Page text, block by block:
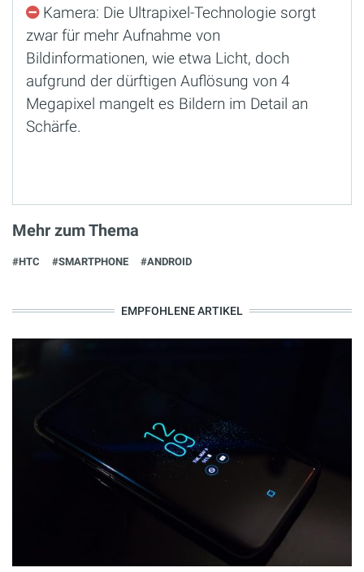
Kamera: Die Ultrapixel-Technologie sorgt
zwar für mehr Aufnahme von
Bildinformationen, wie etwa Licht, doch
aufgrund der dürftigen Auflösung von 4
Megapixel mangelt es Bildern im Detail an
Schärfe.
Mehr zum Thema
#HTC #SMARTPHONE #ANDROID
EMPFOHLENE ARTIKEL